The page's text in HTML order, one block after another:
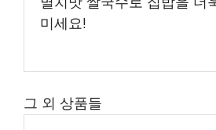
미세요!
그 외 상품들